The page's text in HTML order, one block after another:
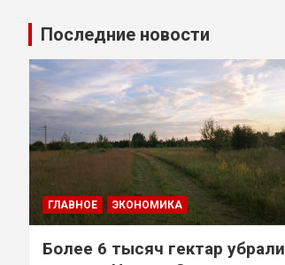
Последние новости
ГЛАВНОЕ ЭКОНОМИКА
Более 6 тысяч гектар убрали